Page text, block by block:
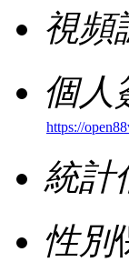
視頻
個人
https://
統計
性別